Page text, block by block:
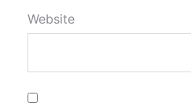
Website